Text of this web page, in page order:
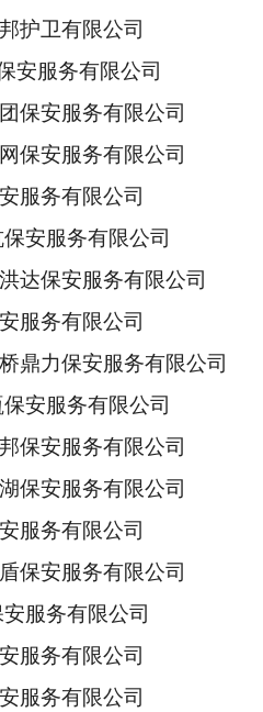
护卫有限公司
安服务有限公司
保安服务有限公司
保安服务有限公司
服务有限公司
安服务有限公司
达保安服务有限公司
服务有限公司
鼎力保安服务有限公司
安服务有限公司
保安服务有限公司
保安服务有限公司
服务有限公司
保安服务有限公司
服务有限公司
服务有限公司
服务有限公司